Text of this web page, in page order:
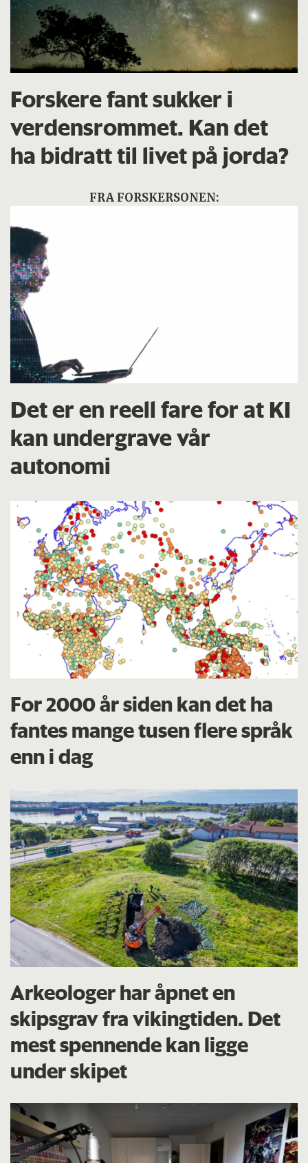
Forskere fant sukker i
verdensrommet. Kan det
ha bidratt til livet på jorda?
FRA FORSKERSONEN:
Det er en reell fare for at KI
kan undergrave vår
autonomi
For 2000 år siden kan det ha
fantes mange tusen flere språk
enn i dag
Arkeologer har åpnet en
skipsgrav fra vikingtiden. Det
mest spennende kan ligge
under skipet